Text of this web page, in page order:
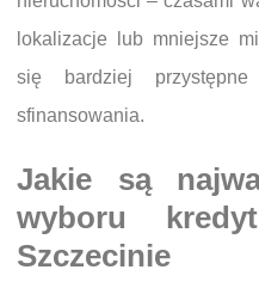
lokalizacje lub mniejsze
się bardziej
sfinansowania.
Jakie są
wyboru
Szczecinie